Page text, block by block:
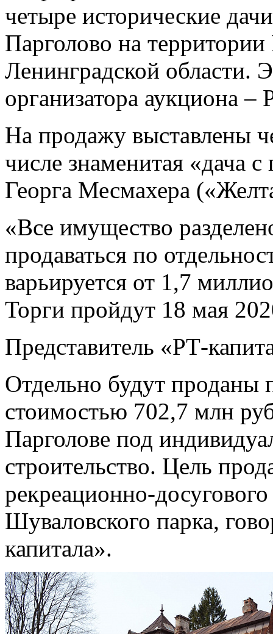
четыре исторические
Парголово на
Ленинградской области.
организатора аукциона –
На продажу выставлены
числе знаменитая «дача
Георга Месмахера
«Все имущество
продаваться по
варьируется от 1,7
Торги пройдут 18 мая
Представитель «РТ-
Отдельно будут
стоимостью 702,7 млн
Парголове под
строительство. Цель
рекреационно-
Шуваловского парка,
капитала».